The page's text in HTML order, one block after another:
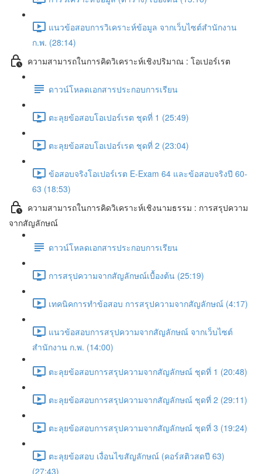
แนวข้อสอบการวิเคราะห์ข้อมูล จากเว็บไซต์สำนักงาน
ก.พ. (28:14)
ความสามารถในการคิดวิเคราะห์เชิงปริมาณ : โอเปอร์เรต
ดาวน์โหลดเอกสารประกอบการเรียน
ตะลุยข้อสอบโอเปอร์เรต ชุดที่ 1 (25:49)
ตะลุยข้อสอบโอเปอร์เรต ชุดที่ 2 (23:04)
ข้อสอบจริงโอเปอร์เรต E-Exam 64 และข้อสอบจริงปี 60-
63 (18:53)
ความสามารถในการคิดวิเคราะห์เชิงนามธรรม : การสรุปความ
จากสัญลักษณ์
ดาวน์โหลดเอกสารประกอบการเรียน
การสรุปความจากสัญลักษณ์เบื้องต้น (25:19)
เทคนิคการทำข้อสอบ การสรุปความจากสัญลักษณ์ (4:17)
แนวข้อสอบการสรุปความจากสัญลักษณ์ จากเว็บไซต์
สำนักงาน ก.พ. (14:00)
ตะลุยข้อสอบการสรุปความจากสัญลักษณ์ ชุดที่ 1 (20:48)
ตะลุยข้อสอบการสรุปความจากสัญลักษณ์ ชุดที่ 2 (29:11)
ตะลุยข้อสอบการสรุปความจากสัญลักษณ์ ชุดที่ 3 (19:24)
ตะลุยข้อสอบ เงื่อนไขสัญลักษณ์ (คอร์สติวสดปี 63)
(27:43)